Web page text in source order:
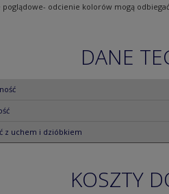
odcienie kolorów mogą
DANE
z uchem i dzióbkiem
KOSZTY